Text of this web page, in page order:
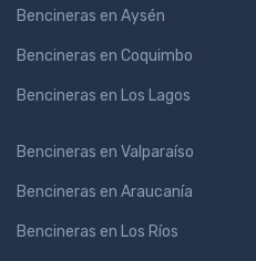
Bencineras en Aysén
Bencineras en Coquimbo
Bencineras en Los Lagos
Bencineras en Valparaíso
Bencineras en Araucanía
Bencineras en Los Ríos